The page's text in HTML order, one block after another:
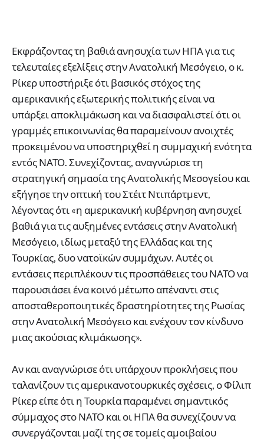
Εκφράζοντας τη βαθιά ανησυχία των ΗΠΑ για τις
τελευταίες εξελίξεις στην Ανατολική Μεσόγειο, ο κ.
Ρίκερ υποστήριξε ότι βασικός στόχος της
αμερικανικής εξωτερικής πολιτικής είναι να
υπάρξει αποκλιμάκωση και να διασφαλιστεί ότι οι
γραμμές επικοινωνίας θα παραμείνουν ανοιχτές
προκειμένου να υποστηριχθεί η συμμαχική ενότητα
εντός ΝΑΤΟ. Συνεχίζοντας, αναγνώρισε τη
στρατηγική σημασία της Ανατολικής Μεσογείου και
εξήγησε την οπτική του Στέιτ Ντιπάρτμεντ,
λέγοντας ότι «η αμερικανική κυβέρνηση ανησυχεί
βαθιά για τις αυξημένες εντάσεις στην Ανατολική
Μεσόγειο, ιδίως μεταξύ της Ελλάδας και της
Τουρκίας, δυο νατοϊκών συμμάχων. Αυτές οι
εντάσεις περιπλέκουν τις προσπάθειες του ΝΑΤΟ να
παρουσιάσει ένα κοινό μέτωπο απέναντι στις
αποσταθεροποιητικές δραστηρίοτητες της Ρωσίας
στην Ανατολική Μεσόγειο και ενέχουν τον κίνδυνο
μιας ακούσιας κλιμάκωσης».
Αν και αναγνώρισε ότι υπάρχουν προκλήσεις που
ταλανίζουν τις αμερικανοτουρκικές σχέσεις, ο Φίλιπ
Ρίκερ είπε ότι η Τουρκία παραμένει σημαντικός
σύμμαχος στο ΝΑΤΟ και οι ΗΠΑ θα συνεχίζουν να
συνεργάζονται μαζί της σε τομείς αμοιβαίου